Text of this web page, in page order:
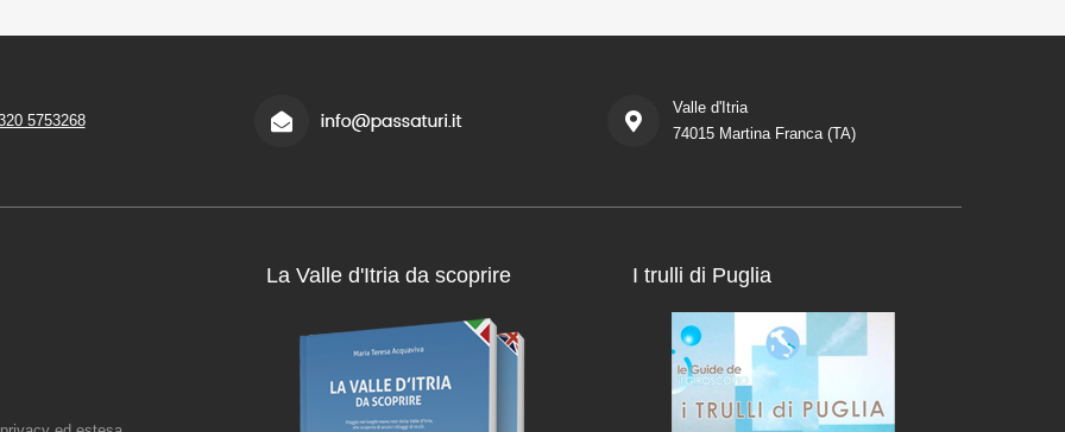
5753268
Valle d'Itria
74015 Martina Franca (TA)
La Valle d'Itria da scoprire I trulli di Puglia